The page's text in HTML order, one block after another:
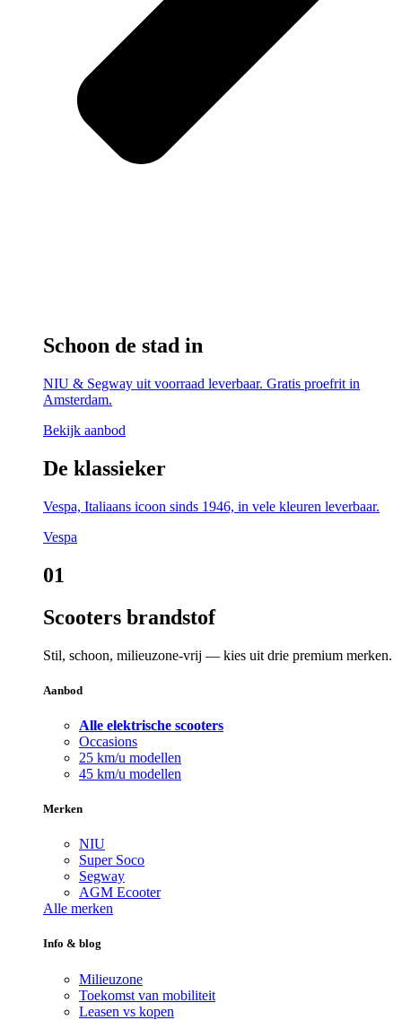
Schoon de stad in
NIU & Segway uit voorraad leverbaar. Gratis proefrit in
Amsterdam.
Bekijk aanbod
De klassieker
Vespa, Italiaans icoon sinds 1946, in vele kleuren leverbaar.
Vespa
01
Scooters brandstof
Stil, schoon, milieuzone-vrij — kies uit drie premium merken.
Aanbod
Alle elektrische scooters
Occasions
25 km/u modellen
45 km/u modellen
Merken
NIU
Super Soco
Segway
AGM Ecooter
Alle merken
Info & blog
Milieuzone
Toekomst van mobiliteit
Leasen vs kopen